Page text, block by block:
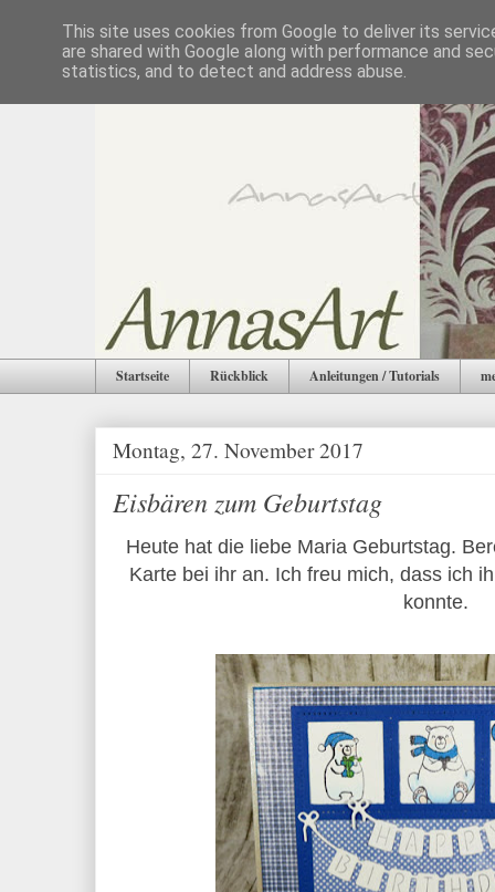
Startseite Rückblick Anleitungen / Tutorials
Montag, 27. November 2017
Eisbären zum Geburtstag
Heute hat die liebe Maria Geburtstag.
Karte bei ihr an. Ich freu mich, dass ich
konnte.
This site uses cookies from Google to deliver its
are shared with Google along with performance and
statistics, and to detect and address abuse.